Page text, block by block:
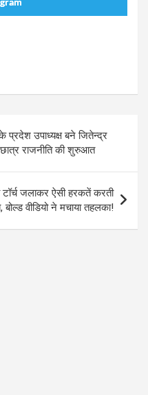
प्रदेश उपाध्यक्ष बने जितेन्द्र
राजनीति की शुरुआत
जलाकर ऐसी हरकतें करती
बोल्ड वीडियो ने मचाया तहलका!